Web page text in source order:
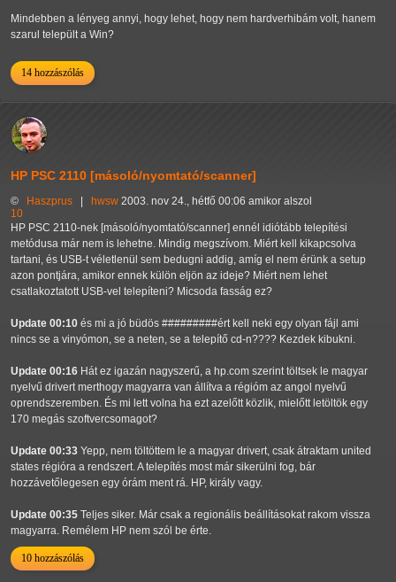
Mindebben a lényeg annyi, hogy lehet, hogy nem hardverhibám volt, hanem
szarul települt a Win?
14 hozzászólás
HP PSC 2110 [másoló/nyomtató/scanner]
© Haszprus hwsw 2003. nov 24., hétfő 00:06 amikor alszol
10
HP PSC 2110-nek [másoló/nyomtató/scanner] ennél idiótább telepítési
metódusa már nem is lehetne. Mindig megszívom. Miért kell kikapcsolva
tartani, és USB-t véletlenül sem bedugni addig, amíg el nem érünk a setup
azon pontjára, amikor ennek külön eljön az ideje? Miért nem lehet
csatlakoztatott USB-vel telepíteni? Micsoda fasság ez?
Update 00:10 és mi a jó büdös #########ért kell neki egy olyan fájl ami
nincs se a vinyómon, se a neten, se a telepítő cd-n???? Kezdek kibukni.
Update 00:16 Hát ez igazán nagyszerű, a hp.com szerint töltsek le magyar
nyelvű drivert merthogy magyarra van állítva a régióm az angol nyelvű
oprendszeremben. És mi lett volna ha ezt azelőtt közlik, mielőtt letöltök egy
170 megás szoftvercsomagot?
Update 00:33 Yepp, nem töltöttem le a magyar drivert, csak átraktam united
states régióra a rendszert. A telepítés most már sikerülni fog, bár
hozzávetőlegesen egy órám ment rá. HP, király vagy.
Update 00:35 Teljes siker. Már csak a regionális beállításokat rakom vissza
magyarra. Remélem HP nem szól be érte.
10 hozzászólás